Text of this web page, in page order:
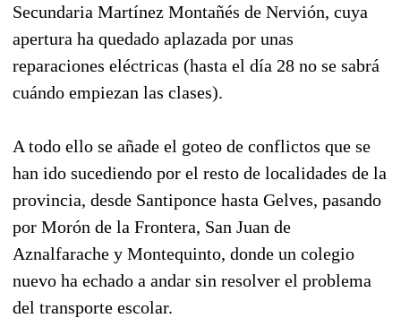
Secundaria Martínez Montañés de Nervión, cuya
apertura ha quedado aplazada por unas
reparaciones eléctricas (hasta el día 28 no se sabrá
cuándo empiezan las clases).
A todo ello se añade el goteo de conflictos que se
han ido sucediendo por el resto de localidades de la
provincia, desde Santiponce hasta Gelves, pasando
por Morón de la Frontera, San Juan de
Aznalfarache y Montequinto, donde un colegio
nuevo ha echado a andar sin resolver el problema
del transporte escolar.